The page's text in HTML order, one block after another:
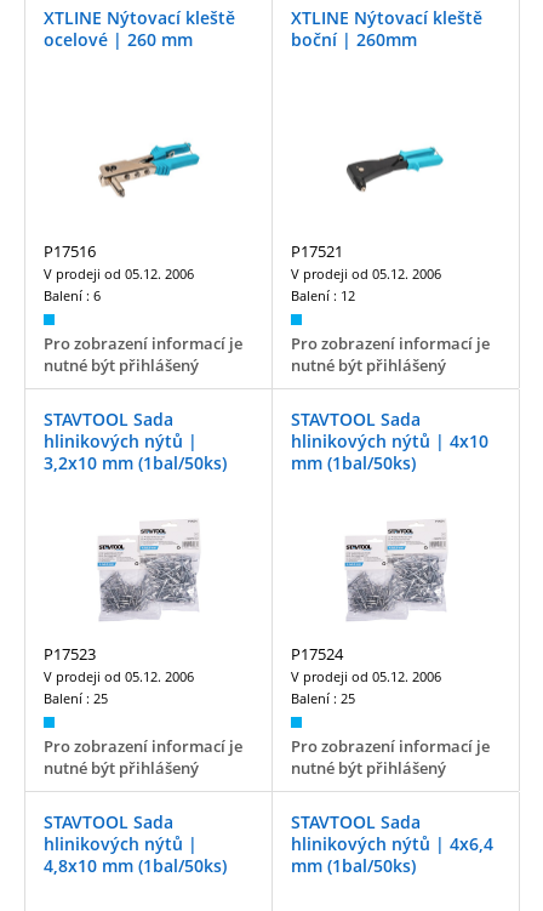
XTLINE Nýtovací kleště
ocelové | 260 mm
P17516
V prodeji od 05.12. 2006
Balení : 6
Pro zobrazení informací je
nutné být přihlášený
XTLINE Nýtovací kleště
boční | 260mm
P17521
V prodeji od 05.12. 2006
Balení : 12
Pro zobrazení informací je
nutné být přihlášený
STAVTOOL Sada
hlinikových nýtů |
3,2x10 mm (1bal/50ks)
P17523
V prodeji od 05.12. 2006
Balení : 25
Pro zobrazení informací je
nutné být přihlášený
STAVTOOL Sada
hlinikových nýtů | 4x10
mm (1bal/50ks)
P17524
V prodeji od 05.12. 2006
Balení : 25
Pro zobrazení informací je
nutné být přihlášený
STAVTOOL Sada
hlinikových nýtů |
4,8x10 mm (1bal/50ks)
STAVTOOL Sada
hlinikových nýtů | 4x6,4
mm (1bal/50ks)